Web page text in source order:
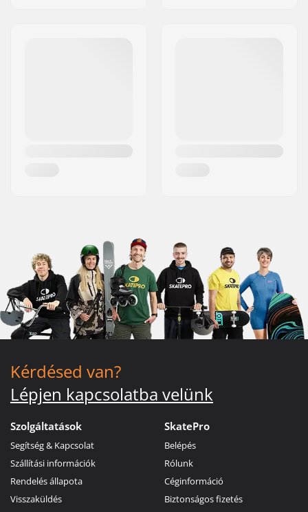
Kérdésed van?
Lépjen kapcsolatba velünk
Szolgáltatások
Segítség & Kapcsolat
Szállítási információk
Rendelés állapota
Visszaküldés
SkatePro
Belépés
Rólunk
Céginformáció
Biztonságos fizetés